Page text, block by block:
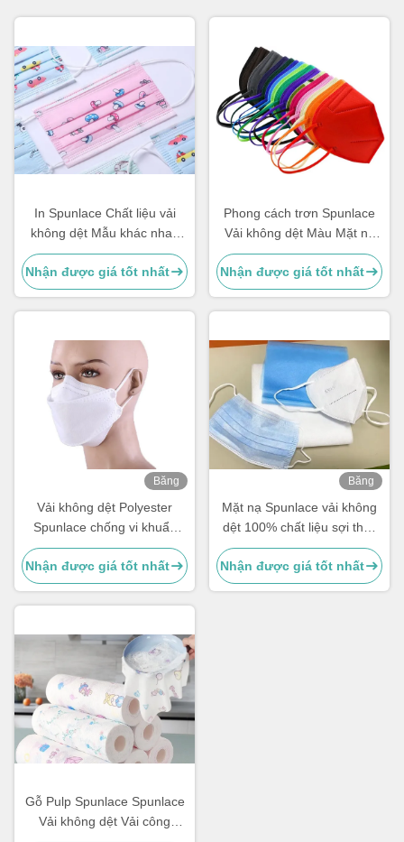
In Spunlace Chất liệu vải
không dệt Mẫu khác nhau
Tùy chỉnh cho Mặt nạ
Nhận được giá tốt nhất
Phong cách trơn Spunlace
Vải không dệt Màu Mặt nạ
tùy chỉnh với độ bền cao
Nhận được giá tốt nhất
Băng
Vải không dệt Polyester
Spunlace chống vi khuẩn
60gsm PET cho Mặt nạ loại
cá
Nhận được giá tốt nhất
Băng
Mặt nạ Spunlace vải không
dệt 100% chất liệu sợi thay
đổi cho mỹ phẩm / mô ướt
Nhận được giá tốt nhất
Gỗ Pulp Spunlace Spunlace
Vải không dệt Vải công